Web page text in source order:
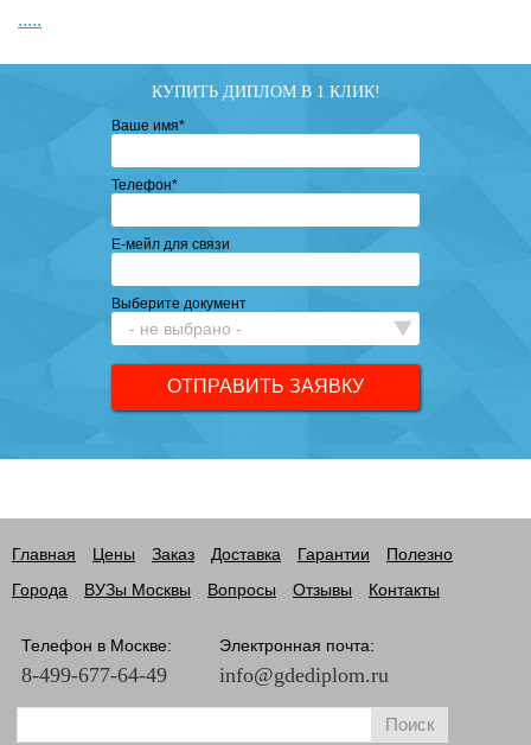
.....
КУПИТЬ ДИПЛОМ В 1 КЛИК!
Ваше имя*
Телефон*
Е-мейл для связи
Выберите документ
Главная Цены Заказ Доставка Гарантии
Полезно
Города
ВУЗы Москвы Вопросы Отзывы Контакты
Телефон в Москве:
8-499-677-64-49
Электронная почта:
info@gdediplom.ru